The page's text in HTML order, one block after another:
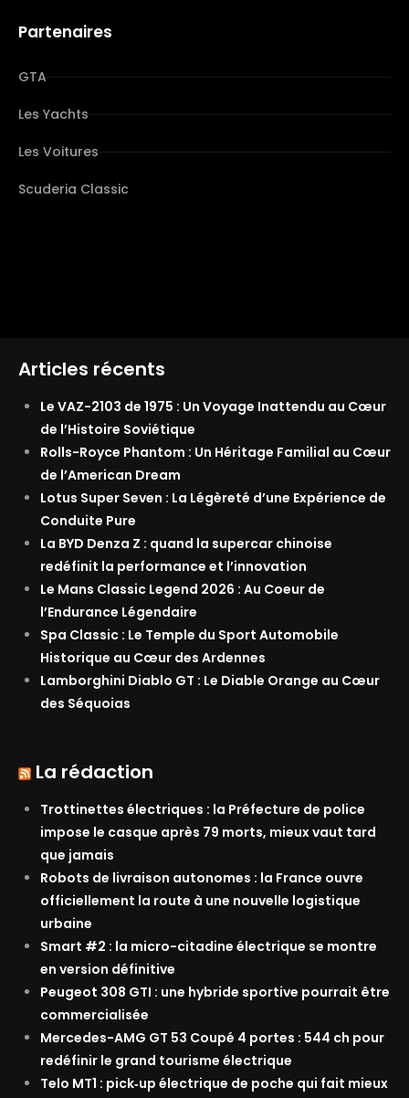
Partenaires
GTA
Les Yachts
Les Voitures
Scuderia Classic
Articles récents
Le VAZ-2103 de 1975 : Un Voyage Inattendu au Cœur
de l’Histoire Soviétique
Rolls-Royce Phantom : Un Héritage Familial au Cœur
de l’American Dream
Lotus Super Seven : La Légèreté d’une Expérience de
Conduite Pure
La BYD Denza Z : quand la supercar chinoise
redéfinit la performance et l’innovation
Le Mans Classic Legend 2026 : Au Coeur de
l’Endurance Légendaire
Spa Classic : Le Temple du Sport Automobile
Historique au Cœur des Ardennes
Lamborghini Diablo GT : Le Diable Orange au Cœur
des Séquoias
La rédaction
Trottinettes électriques : la Préfecture de police
impose le casque après 79 morts, mieux vaut tard
que jamais
Robots de livraison autonomes : la France ouvre
officiellement la route à une nouvelle logistique
urbaine
Smart #2 : la micro-citadine électrique se montre
en version définitive
Peugeot 308 GTI : une hybride sportive pourrait être
commercialisée
Mercedes-AMG GT 53 Coupé 4 portes : 544 ch pour
redéfinir le grand tourisme électrique
Telo MT1 : pick‑up électrique de poche qui fait mieux